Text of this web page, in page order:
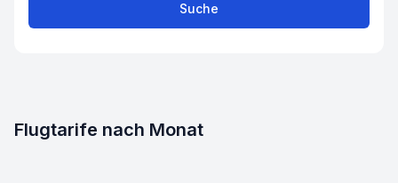
Suche
Flugtarife nach Monat